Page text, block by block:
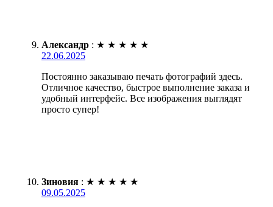
Александр : ★ ★ ★ ★ ★
22.06.2025
Постоянно заказываю печать фотографий здесь.
Отличное качество, быстрое выполнение заказа и
удобный интерфейс. Все изображения выглядят
просто супер!
Зиновия : ★ ★ ★ ★ ★
09.05.2025